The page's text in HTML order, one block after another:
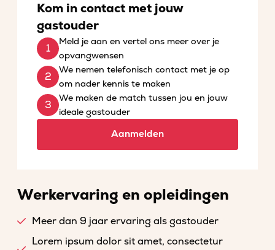
Kom in contact met jouw
gastouder
Meld je aan en vertel ons meer over je
opvangwensen
We nemen telefonisch contact met je op
om nader kennis te maken
We maken de match tussen jou en jouw
ideale gastouder
Aanmelden
Werkervaring en opleidingen
Meer dan 9 jaar ervaring als gastouder
Lorem ipsum dolor sit amet, consectetur